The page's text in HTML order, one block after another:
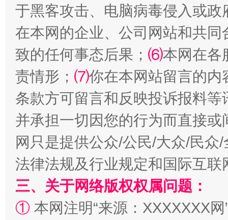
阿坝州三大球赛在茂县开幕 规模
于黑客攻击、电脑病毒侵入或
在本网的企业、公司网站和共
致的任何事态后果； ⑹本网在各
责情形； ⑺你在本网站留言的内
条款方可留言和反映投诉报料
并承担一切因您的行为而直接
网只是提供公众/公民/大众/民
法律法规及行业规定和国际互
三、关于网络版权权属问题：
① 本网注明“来源：XXXXXXX